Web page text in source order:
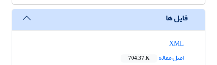
فایل ها
اصل مقاله
704.37 K